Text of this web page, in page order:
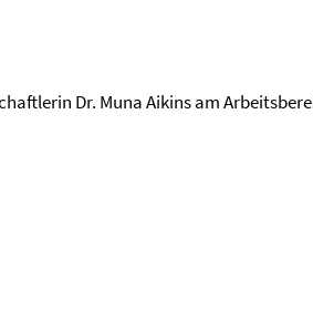
Dr. Muna Aikins am